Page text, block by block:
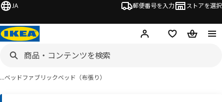
JA 郵便番号を入力 ストアを選択
ログイン・新規入会
欲しいものリスト
カート
…ベッドファブリックベッド（布張り）